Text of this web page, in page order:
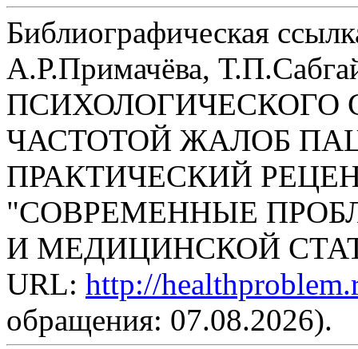
Библиографическая
А.Р.Примачёва,
ПСИХОЛОГИЧЕСКОГО
ЧАСТОТОЙ ЖАЛОБ
ПРАКТИЧЕСКИЙ
"СОВРЕМЕННЫЕ
И МЕДИЦИНСКОЙ
URL: http://
обращения: 07.08.2026).